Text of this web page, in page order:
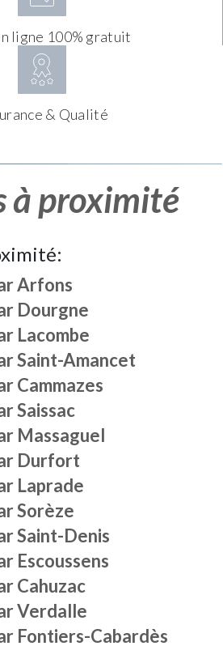
ligne 100% gratuit
& Qualité
à proximité
Arfons
Dourgne
Lacombe
Saint-Amancet
Cammazes
Saissac
Massaguel
Durfort
Laprade
Sorèze
Saint-Denis
Escoussens
Cahuzac
Verdalle
Fontiers-Cabardès